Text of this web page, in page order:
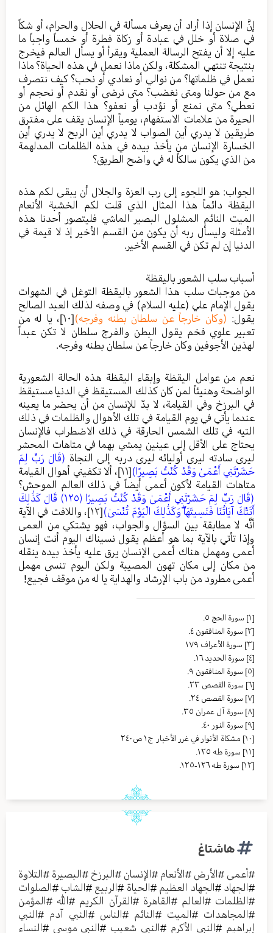
إنَّ الإنسان إذا أراد أن يعرف مسألة في الحلال والحرام، أو شكاً
في صلاة أو خلل في عبادة أو زكاة فطرة أو خمساً واجباً ما
عليه إلا أن يفتح الرسالة العملية ويقرأ أو يسأل العالم فيخرج
بنتيجة تنتهي المشكلة، ولكن ماذا نعمل في هذه الحياة؟ ماذا
نعمل في ظلماتها؟ من نوالي أو نعادي أو نحب؟ كيف نتصرف
مع من حولنا ومتى نغضب؟ متى نرضى أو نقدم أو نحجم أو
نعطي؟ متى نمنع أو نؤدب أو نعفو؟ هذا الكم الهائل من
الحيرة من علامات الاستفهام، يومياً الإنسان يقف على مفترق
طريقين لا يدري أين الصواب لا يدري أين الربح لا يدري أين
الخسارة الإنسان من يأخذ بيده في هذه الظلمات المدلهمة
من الذي يكون سالكاً له في واضح الطريق؟
الجواب: هو اللجوء إلى رب العزة والجلال أن يبقى لكم هذه
اليقظة دائماً هذا المثال الذي قلت لكم الخشبة الأنعام
الميت النائم المشلول البصير الماشي فليتصور أحدنا هذه
الأمثلة وليسأل ربه أن يكون من القسم الأخير إذ لا قيمة في
الدنيا إن لم تكن في القسم الأخير.
أسباب سلب الشعور باليقظة
من موجبات سلب هذا الشعور باليقظة التوغل في الشهوات
يقول الإمام علي (عليه السلام) في وصفه لذلك العبد الصالح
يقول: (وكان خارجاً عن سلطان بطنه وفرجه)[١٠]
، يا له من
تعبير علوي فخم يقول البطن والفرج سلطان لا تكن عبداً
لهذين الأجوفين وكان خارجاً عن سلطان بطنه وفرجه.
نعم من عوامل اليقظة وإبقاء اليقظة هذه الحالة الشعورية
الواضحة وهنيئاً لمن كان كذلك المستيقظ في الدنيا مستيقظ
في البرزخ وفي القيامة، لا بدّ للإنسان من أن يحضر ما يعينه
عندما يأتي في يوم القيامة في تلك الأهوال والظلمات في ذلك
التيه في تلك الشمس الحارقة في ذلك الاضطراب فالإنسان
يحتاج على الأقل إلى عينين يمشي بهما في متاهات المحشر
ليرى سادته ليرى أوليائه ليرى دربه إلى النجاة (قَالَ رَبِّ لِمَ
حَشَرْتَنِي أَعْمَىٰ وَقَدْ كُنْتُ بَصِيرًا)[١١]
، ألا تكفيني أهوال القيامة
متاهات القيامة لأكون أعمى أيضاً في ذلك العالم الموحش؟
(قَالَ رَبِّ لِمَ حَشَرْتَنِي أَعْمَىٰ وَقَدْ كُنْتُ بَصِيرًا ﴿١٢٥﴾
قَالَ كَذَٰلِكَ
أَتَتْكَ آيَاتُنَا فَنَسِيتَهَا ۖوَكَذَٰلِكَ الْيَوْمَ تُنْسَىٰ)[١٢]
، واللافت في الآية
أنَّه لا مطابقة بين السؤال والجواب، فهو يشتكي من العمى
وإذا تأتي بالآية بما هو أعظم يقول نسيناك اليوم أنت إنسان
أعمى ومهمل هناك أعمى الإنسان يرق عليه يأخذ بيده ينقله
من مكان إلى مكان تهون المصيبة ولكن اليوم تنسى مهمل
أعمى مطرود من باب الإرشاد والهداية يا له من موقف فجيع!
[١]
سورة الحج ٥.
[٢]
سورة المنافقون ٤.
[٣]
سورة الأعراف ١٧٩
[٤]
سورة الحديد ١٦.
[٥]
سورة المنافقون ٩.
[٦]
سورة القصص ٢٣.
[٧]
سورة القصص ٢٤.
[٨]
سورة آل عمران ٣٥.
[٩]
سورة النور ٤٠.
[١٠]
مشکاة الأنوار في غرر الأخبار ج١ ص٢٤٠
[١١]
سورة طه ١٢٥.
[١٢]
سورة طه ١٢٦-١٢٥.
هاشتاغ
#أعمى #الأرض #الأنعام #الإنسان #البرزخ #البصيرة #التلاوة
#الجهاد #الجهاد العظيم #الحياة #الربيع #الشاب #الصلوات
#الظلمات #العالم #القاهرة #القرآن الكريم #الله#المؤمن
#المجاهدات #الميت #النائم #الناس #النبي آدم #النبي
إبراهيم #النبي الأكرم #النبي شعيب #النبي موسى #النساء